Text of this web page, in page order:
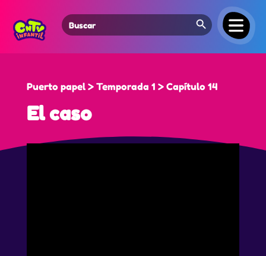
Search
for:
Search Button
Puerto papel > Temporada 1 > Capítulo 14
El caso